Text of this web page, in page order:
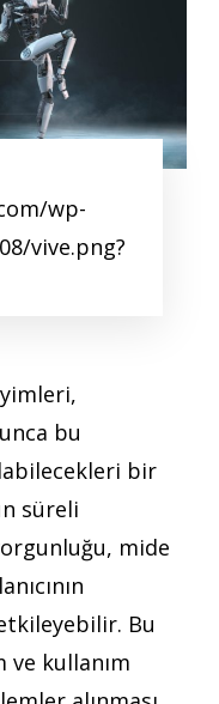
wp-
vive.png?
bu
bir
süreli
mide
Bu
ve kullanım